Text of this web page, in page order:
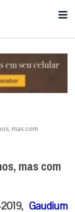
mas com
mas com
Gaudium